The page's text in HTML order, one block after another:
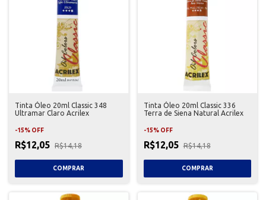
Tinta Óleo 20ml Classic 348
Ultramar Claro Acrilex
-15% OFF
R$12,05 R$14,18
Tinta Óleo 20ml Classic 336
Terra de Siena Natural Acrilex
-15% OFF
R$12,05 R$14,18